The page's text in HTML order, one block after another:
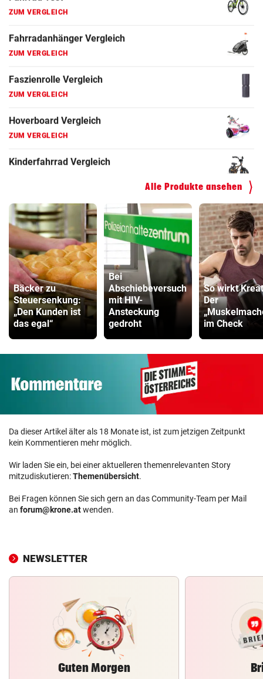
ZUM VERGLEICH
ZUM VERGLEICH
ZUM VERGLEICH
ZUM VERGLEICH
Alle Produkte ansehen
Bäcker zu
Steuersenkung:
„Den Kunden ist
das egal“
Bei
Abschiebeversuch
mit HIV-
Ansteckung
gedroht
So wirkt
Der
im Check
Da dieser Artikel älter als 18 Monate ist, ist zum jetzigen Zeitpunkt
kein Kommentieren mehr möglich.
Wir laden Sie ein, bei einer aktuelleren themenrelevanten Story
mitzudiskutieren:Themenübersicht.
Bei Fragen können Sie sich gern an das Community-Team per Mail
an forum@krone.atwenden.
NEWSLETTER
Guten Morgen